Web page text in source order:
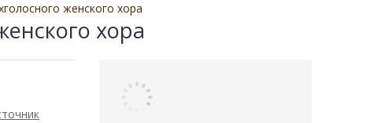
женского хора
хора